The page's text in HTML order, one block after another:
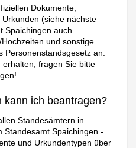
Dokumente,
(siehe nächste
Spaichingen auch
und sonstige
Personenstandsgesetz an.
fragen Sie bitte
kann ich beantragen?
Standesämtern in
Standesamt Spaichingen -
und Urkundentypen über